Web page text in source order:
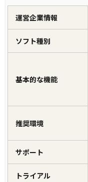
運営企業情報
ソフト種別
基本的な機能
推奨環境
サポート
トライアル